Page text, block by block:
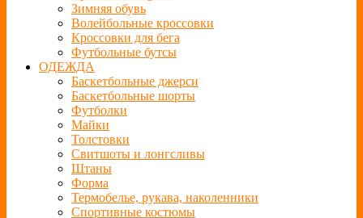
Зимняя обувь
Волейбольные кроссовки
Кроссовки для бега
Футбольные бутсы
ОДЕЖДА
Баскетбольные джерси
Баскетбольные шорты
Футболки
Майки
Толстовки
Свитшоты и лонгсливы
Штаны
Форма
Термобелье, рукава, наколенники
Спортивные костюмы